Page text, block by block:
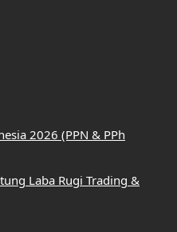
2026 (PPN & PPh
Laba Rugi Trading &